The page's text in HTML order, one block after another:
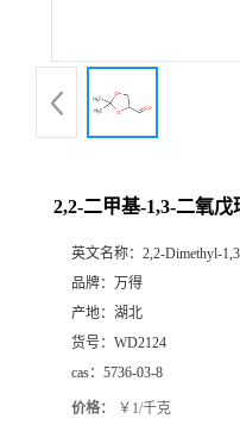
2,2-二甲基-1,3-二氧戊
英文名称： 2,2-Dimethyl-
品牌： 万得
产地： 湖北
货号： WD2124
cas： 5736-03-8
价格： ￥1/千克